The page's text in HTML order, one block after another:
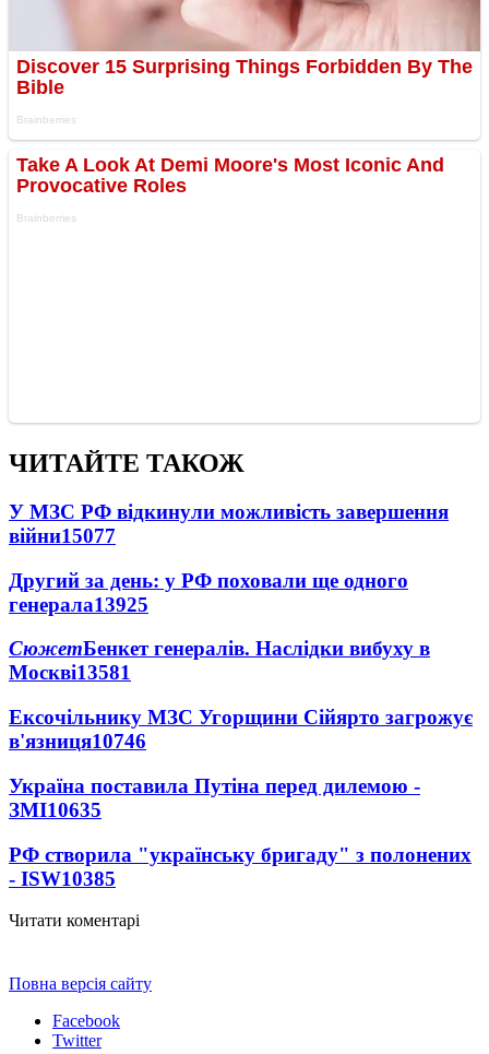
ЧИТАЙТЕ ТАКОЖ
У МЗС РФ відкинули можливість завершення
війни15077
Другий за день: у РФ поховали ще одного
генерала13925
СюжетБенкет генералів. Наслідки вибуху в
Москві13581
Ексочільнику МЗС Угорщини Сійярто загрожує
в'язниця10746
Україна поставила Путіна перед дилемою -
ЗМІ10635
РФ створила "українську бригаду" з полонених
- ISW10385
Читати коментарі
Повна версія сайту
Facebook
Twitter